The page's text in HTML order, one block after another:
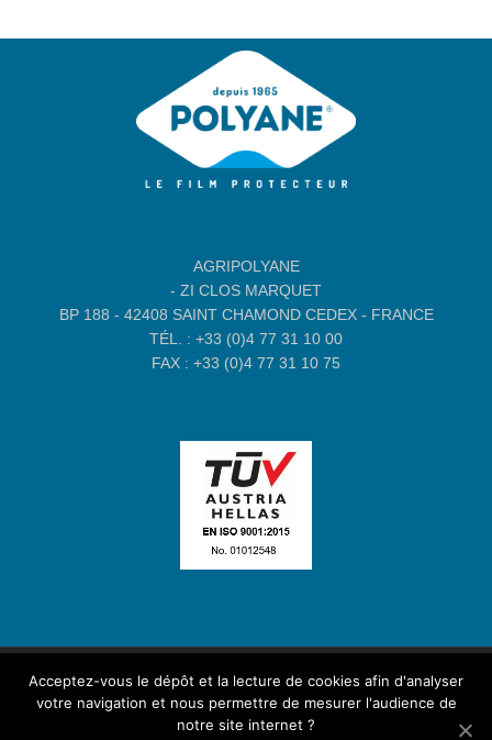
AGRIPOLYANE
- ZI CLOS MARQUET
BP 188 - 42408 SAINT CHAMOND CEDEX - FRANCE
TÉL. : +33 (0)4 77 31 10 00
FAX : +33 (0)4 77 31 10 75
Site Oxygéné parGlobule Rouge-Mentions légales
Acceptez-vous le dépôt et la lecture de cookies afin d'analyser
votre navigation et nous permettre de mesurer l'audience de
notre site internet ?